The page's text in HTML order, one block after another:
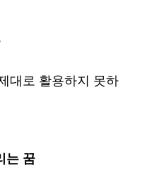
대로 활용하지 못하
는 꿈